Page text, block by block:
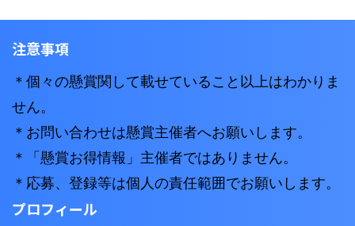
注意事項
＊個々の懸賞関して載せていること以上はわかりま
せん。
＊お問い合わせは懸賞主催者へお願いします。
＊「懸賞お得情報」主催者ではありません。
＊応募、登録等は個人の責任範囲でお願いします。
プロフィール